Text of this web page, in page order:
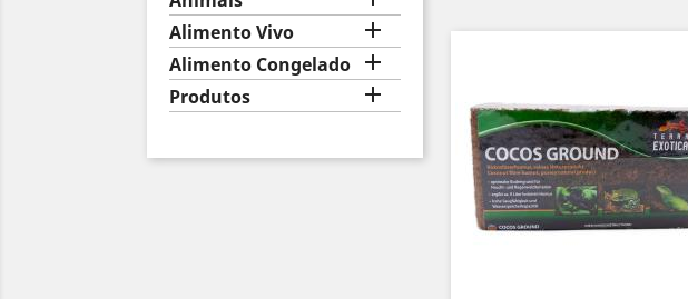
Alimento Vivo 
Alimento Congelado 
Produtos 